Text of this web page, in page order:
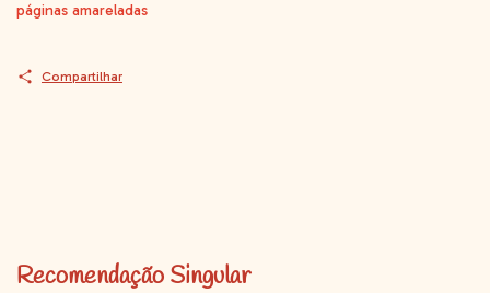
páginas amareladas
Compartilhar
Recomendação Singular